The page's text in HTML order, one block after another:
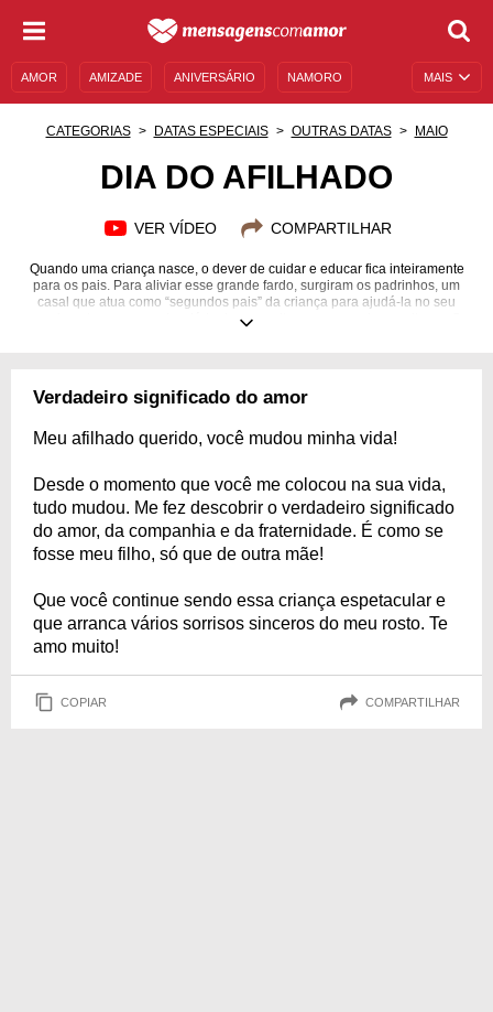
MAIS
AMOR AMIZADE ANIVERSÁRIO NAMORO
CATEGORIAS DATAS ESPECIAIS OUTRAS DATAS MAIO
DIA DO AFILHADO
VER VÍDEO COMPARTILHAR
Quando uma criança nasce, o dever de cuidar e educar fica inteiramente
para os pais. Para aliviar esse grande fardo, surgiram os padrinhos, um
casal que atua como “segundos pais” da criança para ajudá-la no seu
crescimento, mas sem desviá-la dos preceitos e normas dos genitores. Os
você tem um(a), não deixe de mandar uma mensagem especial a ele(a).
Verdadeiro significado do amor
Meu afilhado querido, você mudou minha vida!
Desde o momento que você me colocou na sua vida,
tudo mudou. Me fez descobrir o verdadeiro significado
do amor, da companhia e da fraternidade. É como se
fosse meu filho, só que de outra mãe!
Que você continue sendo essa criança espetacular e
que arranca vários sorrisos sinceros do meu rosto. Te
amo muito!
COPIAR COMPARTILHAR